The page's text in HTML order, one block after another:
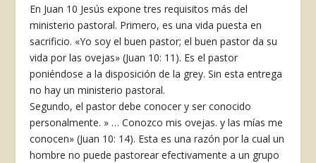
En Juan 10 Jesús expone tres requisitos más del
ministerio pastoral. Primero, es una vida puesta en
sacrificio. «Yo soy el buen pastor; el buen pastor da su
vida por las ovejas» (Juan 10: 11). Es el pastor
poniéndose a la disposición de la grey. Sin esta entrega
no hay un ministerio pastoral.
Segundo, el pastor debe conocer y ser conocido
personalmente. » … Conozco mis ovejas. y las mías me
conocen» (Juan 10: 14). Esta es una razón por la cual un
hombre no puede pastorear efectivamente a un grupo